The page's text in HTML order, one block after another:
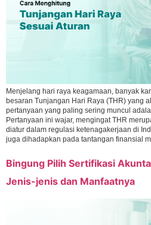
Menjelang hari raya keagamaan, banyak
besaran Tunjangan Hari Raya (THR) yang
pertanyaan yang paling sering muncul
Pertanyaan ini wajar, mengingat THR
diatur dalam regulasi ketenagakerjaan di
juga dihadapkan pada tantangan finansial
Bingung Pilih Sertifikasi
Jenis-jenis dan Manfaatnya